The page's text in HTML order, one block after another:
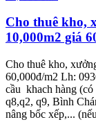
Cho thuê kho,
10,000m2 giá
Cho thuê kho,
60,000đ/m2 Lh:
cầu khach hàng (có
q8,q2, q9, Bình
nâng bốc xếp,...